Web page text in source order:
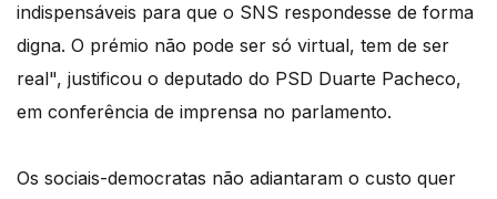
indispensáveis para que o SNS respondesse de forma
digna. O prémio não pode ser só virtual, tem de ser
real", justificou o deputado do PSD Duarte Pacheco,
em conferência de imprensa no parlamento.
Os sociais-democratas não adiantaram o custo quer